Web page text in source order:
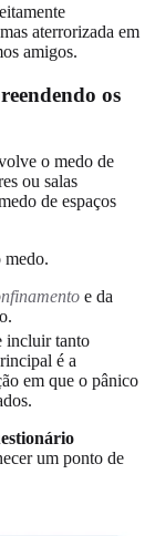
aterrorizada em
amigos.
os
o medo de
ou salas
de espaços
medo.
e da
incluir tanto
é a
em que o pânico
um ponto de